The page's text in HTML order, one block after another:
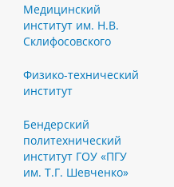
Медицинский
институт им. Н.В.
Склифосовского
Физико-технический
институт
Бендерский
политехнический
институт ГОУ «ПГУ
им. Т.Г. Шевченко»